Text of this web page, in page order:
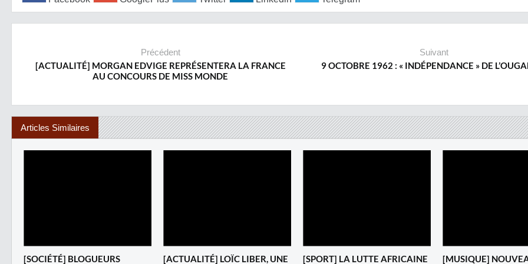
Précédent
[ACTUALITÉ] MORGAN EDVIGE REPRÉSENTERA LA FRANCE
AU CONCOURS DE MISS MONDE
Suivant
9 OCTOBRE 1962 : « INDÉPENDANCE » DE
Articles Similaires
[SOCIÉTÉ] BLOGUEURS ‎[ACTUALITÉ] LOÏC LIBER, UNE [SPORT] LA LUTTE AFRICAINE ‎[MUSIQUE]